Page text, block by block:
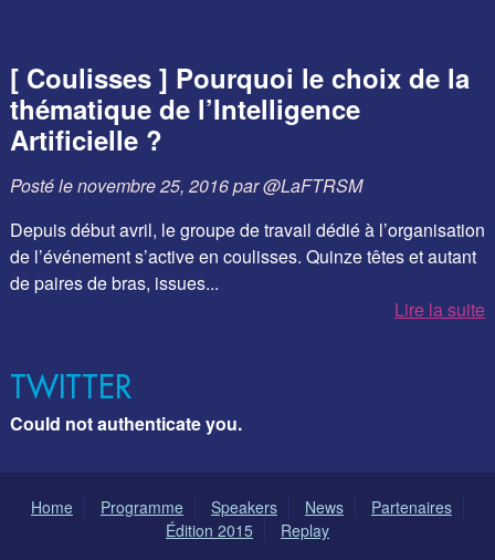
[ Coulisses ] Pourquoi le choix de la
thématique de l’Intelligence
Artificielle ?
Posté lenovembre 25, 2016par@LaFTRSM
Depuis début avril, le groupe de travail dédié à l’organisation
de l’événement s’active en coulisses. Quinze têtes et autant
de paires de bras, issues...
Lire la suite
TWITTER
Could not authenticate you.
Home Programme Speakers News
Partenaires
Édition 2015
Replay